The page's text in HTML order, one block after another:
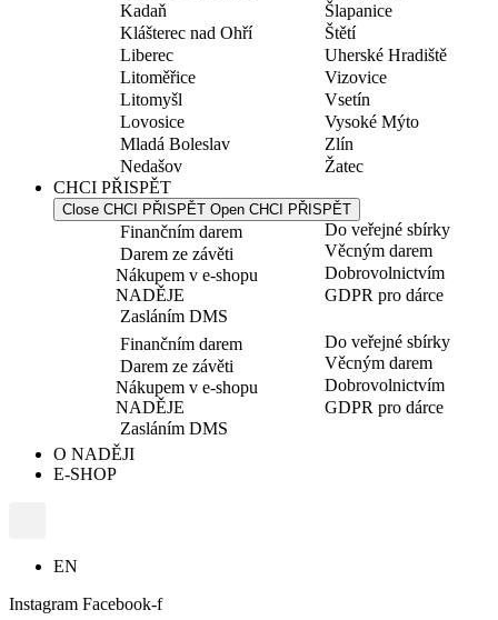
Kadaň
Klášterec nad Ohří
Liberec
Litoměřice
Litomyšl
Lovosice
Mladá Boleslav
Nedašov
Šlapanice
Štětí
Uherské Hradiště
Vizovice
Vsetín
Vysoké Mýto
Zlín
Žatec
CHCI PŘISPĚT
Close CHCI PŘISPĚT Open CHCI PŘISPĚT
Finančním darem
Darem ze závěti
Nákupem v e-shopu
NADĚJE
Zasláním DMS
Do veřejné sbírky
Věcným darem
Dobrovolnictvím
GDPR pro dárce
Finančním darem
Darem ze závěti
Nákupem v e-shopu
NADĚJE
Zasláním DMS
Do veřejné sbírky
Věcným darem
Dobrovolnictvím
GDPR pro dárce
O NADĚJI
E-SHOP
EN
Instagram Facebook-f